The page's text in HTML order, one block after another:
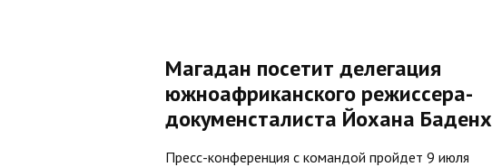
Магадан посетит делегация
южноафриканского режиссера-
докуменсталиста Йохана
Пресс-конференция с командой пройдет 9 июля